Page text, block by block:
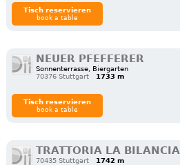
Tisch reservieren
book a table
NEUER PFEFFERER
Sonnenterrasse, Biergarten
70376 Stuttgart
1733 m
Tisch reservieren
book a table
TRATTORIA LA BILANCIA
70435 Stuttgart 1742 m